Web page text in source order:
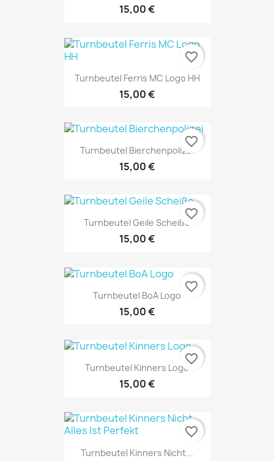
15,00 €
Turnbeutel Ferris MC Logo HH
15,00 €
favorite_border
Turnbeutel Bierchenpolizei
15,00 €
favorite_border
Turnbeutel Geile Scheiße
15,00 €
favorite_border
Turnbeutel BoA Logo
15,00 €
favorite_border
Turnbeutel Kinners Logo
15,00 €
favorite_border
Turnbeutel Kinners Nicht...
favorite_border